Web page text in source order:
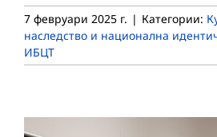
7 февруари 2025 г. | Категории:
наследство и национална
ИБЦТ